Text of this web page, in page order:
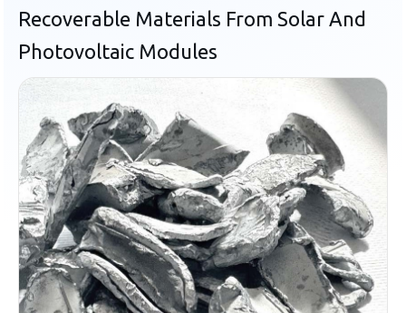
Recoverable Materials From Solar And
Photovoltaic Modules